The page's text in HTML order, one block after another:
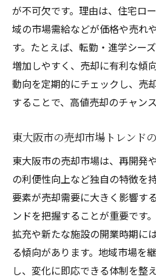
が不可欠です。理由は、住宅ロ
域の市場需給などが価格や売れ
す。たとえば、転勤・進学シー
増加しやすく、売却に有利な傾
動向を定期的にチェックし、売
することで、高値売却のチャン
東大阪市の売却市場トレンド
東大阪市の売却市場は、再開発
の利便性向上など独自の特徴を
要素が売却需要に大きく影響す
ンドを把握することが重要です
拡充や新たな施設の開業時期に
る傾向があります。地域市場を
し、変化に即応できる体制を整